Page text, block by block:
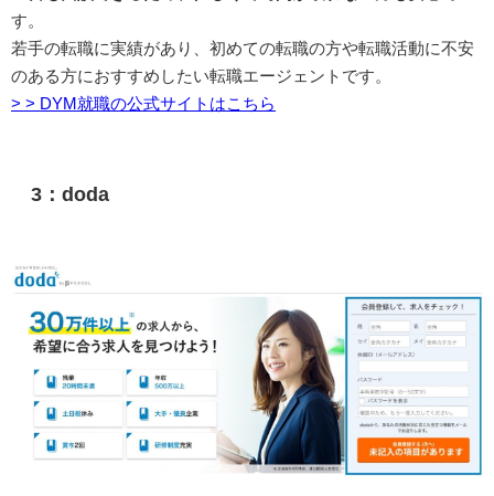
す。
若手の転職に実績があり、初めての転職の方や転職活動に不安
のある方におすすめしたい転職エージェントです。
> > DYM就職の公式サイトはこちら
3：doda